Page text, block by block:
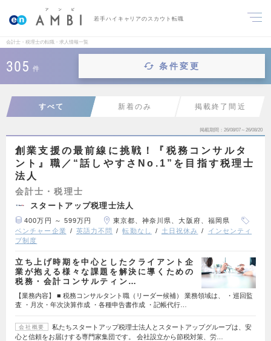
若手ハイキャリアのスカウト転職
会計士・税理士の転職・求人情報一覧
305 件 条件変更
すべて 新着のみ 掲載終了間近
掲載期間 26/08/07～26/08/20
創業支援の最前線に挑戦！『税務コンサルタ
ント』職／“話しやすさNo.1”を目指す税理士
法人
会計士・税理士
スタートアップ税理士法人
400万円 ～ 599万円
東京都、神奈川県、大阪府、福岡県
ベンチャー企業
英語力不問 転勤なし 土日祝休み
インセンティ
ブ制度
立ち上げ時期を中心としたクライアント企
業が抱える様々な課題を解決に導くための
税務・会計コンサルティン…
【業務内容】 ■ 税務コンサルタント職（リーダー候補） 業務領域は、 ・巡回監
査 ・月次・年次決算作成 ・各種申告書作成 ・記帳代行…
会社概要
私たちスタートアップ税理士法人とスタートアップグループは、安
心と信頼をお届けする専門家集団です。 会社設立から節税対策、労…